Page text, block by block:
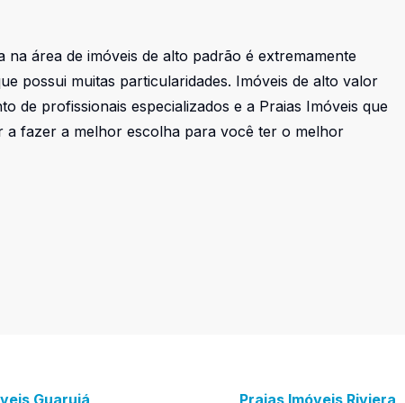
área de imóveis de alto padrão é extremamente
possui muitas particularidades. Imóveis de alto valor
de profissionais especializados e a Praias Imóveis que
fazer a melhor escolha para você ter o melhor
Guarujá Praias Imóveis Riviera